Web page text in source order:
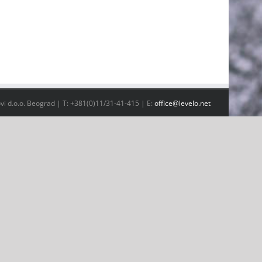
d.o.o. Beograd | T: +381(0)11/31-41-415 | E: office@levelo.net